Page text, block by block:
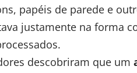
papéis de parede e
justamente na forma
descobriram que um